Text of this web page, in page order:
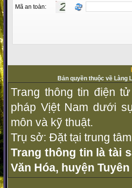
Mã an toàn:
Bản quyền thuộc về Làng
Trang thông tin điện
pháp Vịệt Nam dưới
môn và kỹ thuật.
Trụ sở: Đặt tại trung
Trang thông tin là tài
Văn Hóa, huyện